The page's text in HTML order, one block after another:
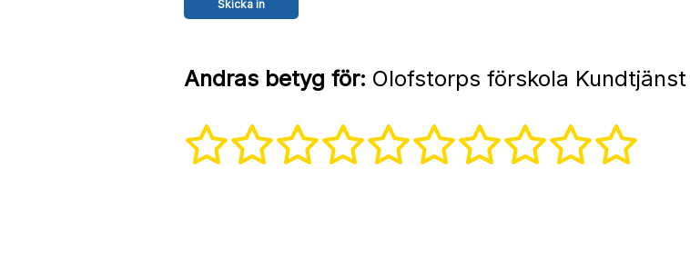
Andras betyg för: Olofstorps förskola Kundtjänst